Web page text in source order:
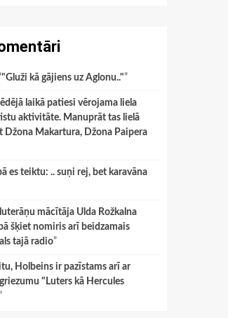
"Gluži kā gājiens uz Aglonu.."”
laikā patiesi vērojama liela
aktivitāte. Manuprāt tas lielā
Džona Makartura, Džona Paipera
es teiktu: .. suņi rej, bet karavāna
mācītāja Ulda Rožkalna
šķiet nomiris arī beidzamais
tajā radio”
Holbeins ir pazīstams arī ar
"Luters kā Hercules
”